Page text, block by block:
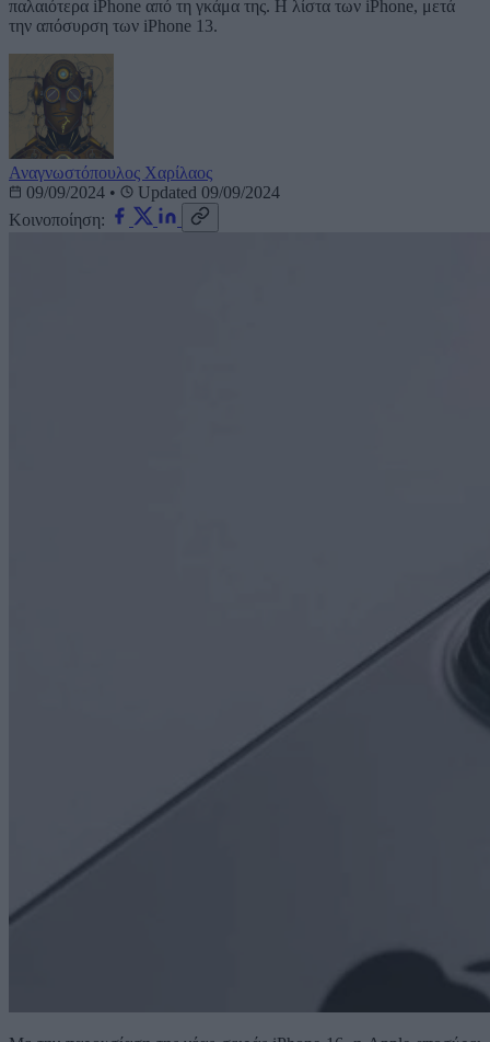
παλαιότερα iPhone από τη γκάμα της. Η λίστα των iPhone, μετά
την απόσυρση των iPhone 13.
Αναγνωστόπουλος Χαρίλαος
09/09/2024 •
Updated 09/09/2024
Κοινοποίηση: